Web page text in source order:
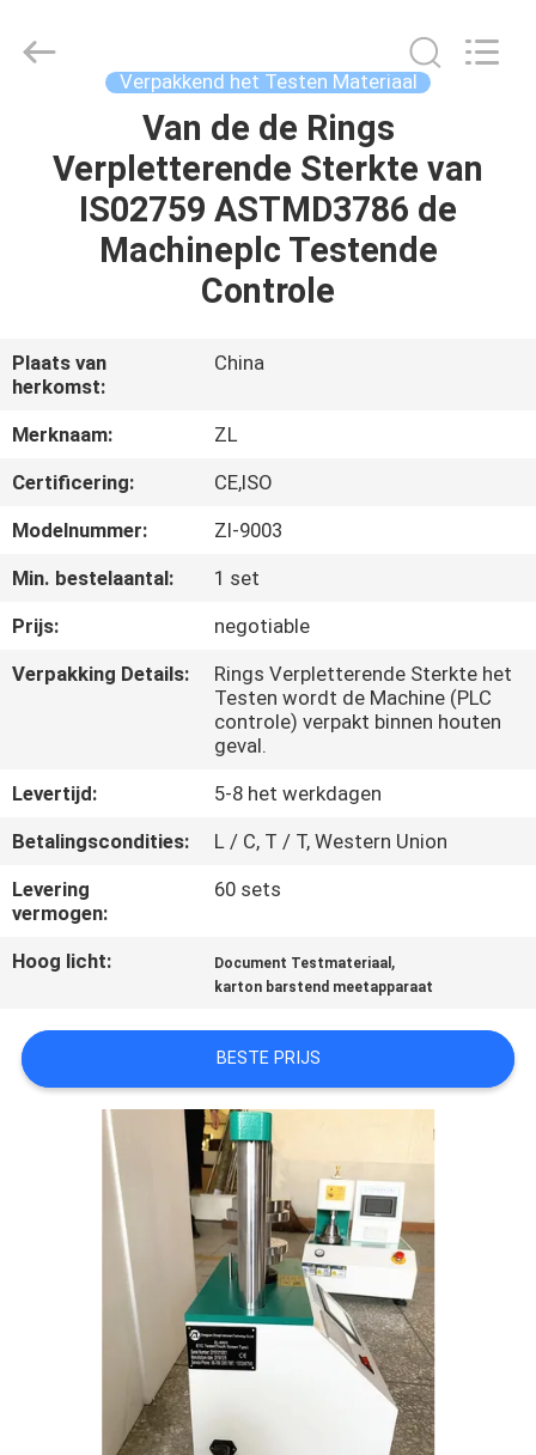
PRODUCTEN
ONGEVEER
ONS
FABRIEKSREIS
KWALITEITSCONTROLE
CONTACTEER
ONS
OM EEN
CITAAT
VR
SITEMAP
PRIVACY
Technology
Verpakkend het Testen Materiaal
Van de de Rings
Verpletterende Sterkte van
IS02759 ASTMD3786 de
Machineplc Testende
Controle
Plaats van
herkomst:
China
Merknaam:
ZL
Certificering:
CE,ISO
Modelnummer:
Zl-9003
Min. bestelaantal:
1 set
Prijs:
negotiable
Verpakking Details:
Rings Verpletterende Sterkte het
Testen wordt de Machine (PLC
controle) verpakt binnen houten
geval.
Levertijd:
5-8 het werkdagen
Betalingscondities:
L / C, T / T, Western Union
Levering
vermogen:
60 sets
Hoog licht: Document Testmateriaal ,
karton barstend meetapparaat
BESTE PRIJS